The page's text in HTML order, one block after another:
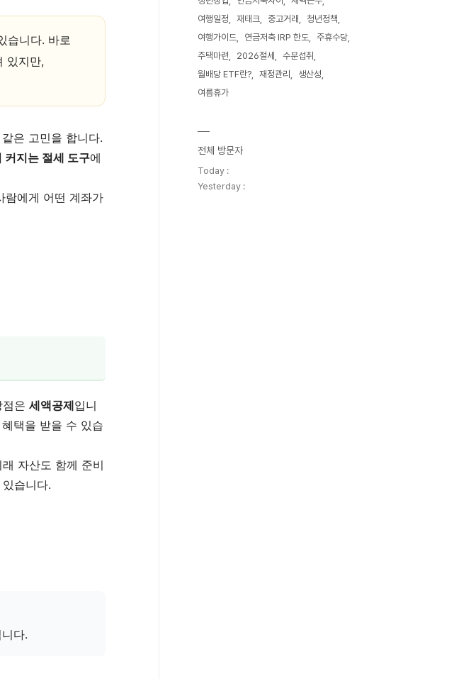
습니다. 바로
있지만,
은 고민을 합니다.
커지는 절세 도구에
람에게 어떤 계좌가
은 세액공제입니
택을 받을 수 있습
자산도 함께 준비
습니다.
다.
여행일정
재태크 중고거래
청년정책
여행가이드
연금저축 IRP 한도
주휴수당
주택마련
2026절세
수분섭취
월배당 ETF란?
재정관리
생산성
여름휴가
전체 방문자
Today :
Yesterday :